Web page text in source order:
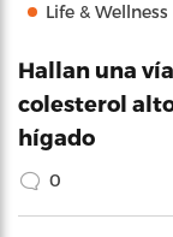
Life & Wellness
Hallan una
colesterol
hígado
0